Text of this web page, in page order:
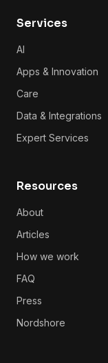
Services
AI
Apps & Innovation
Care
Data & Integrations
Expert Services
Resources
About
Articles
How we work
FAQ
Press
Nordshore